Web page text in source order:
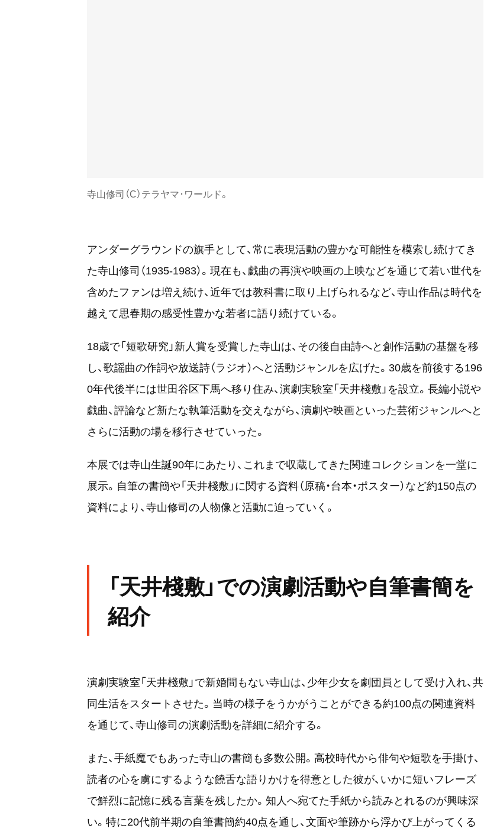
寺山修司（C）テラヤマ･ワールド。
アンダーグラウンドの旗手として、常に表現活動の豊かな可能性を模索し続けてき
た寺山修司（1935-1983）。現在も、戯曲の再演や映画の上映などを通じて若い世代を
含めたファンは増え続け、近年では教科書に取り上げられるなど、寺山作品は時代を
越えて思春期の感受性豊かな若者に語り続けている。
18歳で「短歌研究」新人賞を受賞した寺山は、その後自由詩へと創作活動の基盤を移
し、歌謡曲の作詞や放送詩（ラジオ）へと活動ジャンルを広げた。30歳を前後する196
0年代後半には世田谷区下馬へ移り住み、演劇実験室「天井棧敷」を設立。長編小説や
戯曲、評論など新たな執筆活動を交えながら、演劇や映画といった芸術ジャンルへと
さらに活動の場を移行させていった。
本展では寺山生誕90年にあたり、これまで収蔵してきた関連コレクションを一堂に
展示。自筆の書簡や「天井棧敷」に関する資料（原稿・台本・ポスター）など約150点の
資料により、寺山修司の人物像と活動に迫っていく。
「天井棧敷」での演劇活動や自筆書簡を
紹介
演劇実験室「天井棧敷」で新婚間もない寺山は、少年少女を劇団員として受け入れ、共
同生活をスタートさせた。当時の様子をうかがうことができる約100点の関連資料
を通じて、寺山修司の演劇活動を詳細に紹介する。
また、手紙魔でもあった寺山の書簡も多数公開。高校時代から俳句や短歌を手掛け、
読者の心を虜にするような饒舌な語りかけを得意とした彼が、いかに短いフレーズ
で鮮烈に記憶に残る言葉を残したか。知人へ宛てた手紙から読みとれるのが興味深
い。特に20代前半期の自筆書簡約40点を通し、文面や筆跡から浮かび上がってくる